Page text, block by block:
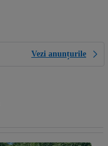
Vezi anunțurile